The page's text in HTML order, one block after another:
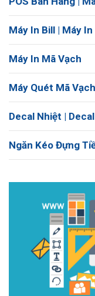
Máy In Bill | Máy
Máy In Mã Vạch
Máy Quét Mã Vạch
Decal Nhiệt |
Ngăn Kéo Đựng